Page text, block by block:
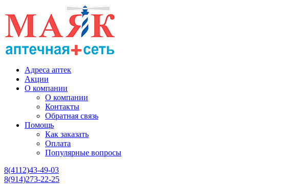
Адреса аптек
Акции
О компании
О компании
Контакты
Обратная связь
Помощь
Как заказать
Оплата
Популярные вопросы
8(4112)43-49-03
8(914)273-22-25